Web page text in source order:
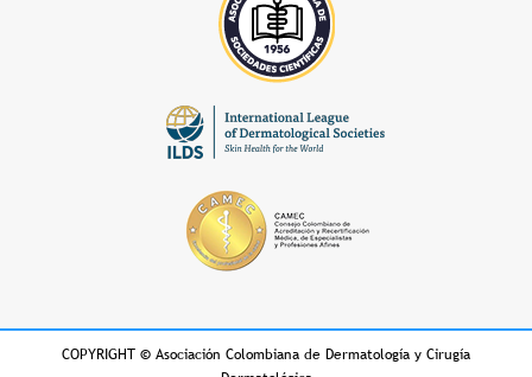
COPYRIGHT © Asociación Colombiana de Dermatología y Cirugía